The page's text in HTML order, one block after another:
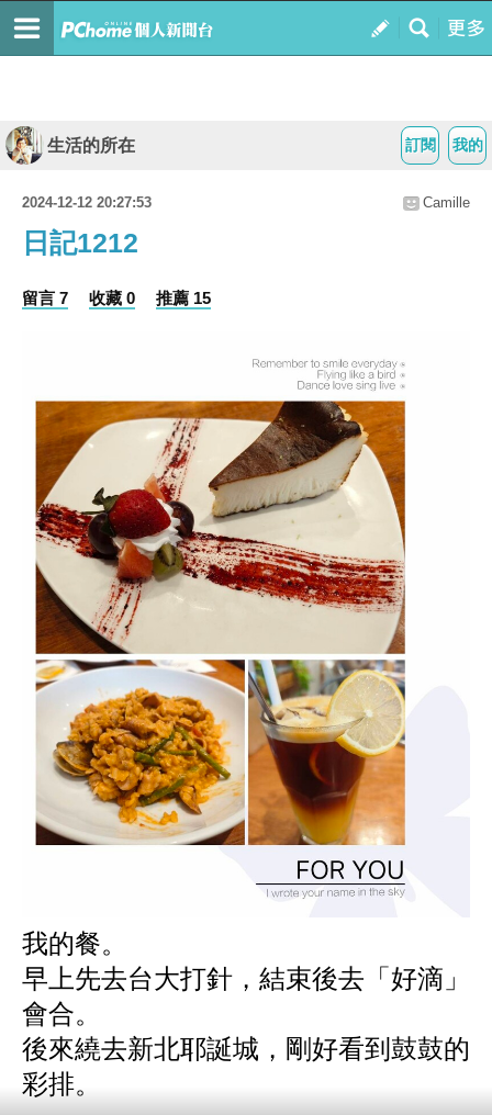
我的
訂閱
生活的所在
2024-12-12 20:27:53 Camille
日記1212
留言 7 收藏 0 推薦 15
我的餐。
早上先去台大打針，結束後去「好滴」
會合。
後來繞去新北耶誕城，剛好看到鼓鼓的
彩排。